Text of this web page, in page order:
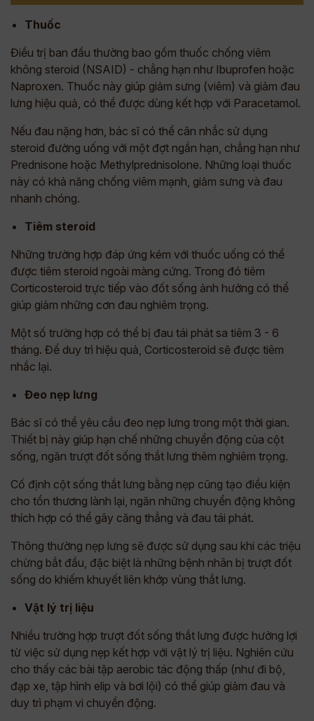
Thuốc
Điều trị ban đầu thường bao gồm thuốc chống viêm
không steroid (NSAID) - chẳng hạn như Ibuprofen hoặc
Naproxen. Thuốc này giúp giảm sưng (viêm) và giảm đau
lưng hiệu quả, có thể được dùng kết hợp với Paracetamol.
Nếu đau nặng hơn, bác sĩ có thể cân nhắc sử dụng
steroid đường uống với một đợt ngắn hạn, chẳng hạn như
Prednisone hoặc Methylprednisolone. Những loại thuốc
này có khả năng chống viêm mạnh, giảm sưng và đau
nhanh chóng.
Tiêm steroid
Những trường hợp đáp ứng kém với thuốc uống có thể
được tiêm steroid ngoài màng cứng. Trong đó tiêm
Corticosteroid trực tiếp vào đốt sống ảnh hưởng có thể
giúp giảm những cơn đau nghiêm trọng.
Một số trường hợp có thể bị đau tái phát sa tiêm 3 - 6
tháng. Để duy trì hiệu quả, Corticosteroid sẽ được tiêm
nhắc lại.
Đeo nẹp lưng
Bác sĩ có thể yêu cầu đeo nẹp lưng trong một thời gian.
Thiết bị này giúp hạn chế những chuyển động của cột
sống, ngăn trượt đốt sống thắt lưng thêm nghiêm trọng.
Cố định cột sống thắt lưng bằng nẹp cũng tạo điều kiện
cho tổn thương lành lại, ngăn những chuyển động không
thích hợp có thể gây căng thẳng và đau tái phát.
Thông thường nẹp lưng sẽ được sử dụng sau khi các triệu
chừng bắt đầu, đặc biệt là những bệnh nhân bị trượt đốt
sống do khiếm khuyết liên khớp vùng thắt lưng.
Vật lý trị liệu
Nhiều trường hợp trượt đốt sống thắt lưng được hưởng lợi
từ việc sử dụng nẹp kết hợp với vật lý trị liệu. Nghiên cứu
cho thấy các bài tập aerobic tác động thấp (như đi bộ,
đạp xe, tập hình elip và bơi lội) có thể giúp giảm đau và
duy trì phạm vi chuyển động.